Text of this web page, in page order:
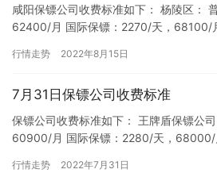
咸阳保镖公司收费标准如下： 杨陵区：
62400/月 国际保镖：2270/天，68100/
行情走势 2022年8月15日
7月31日保镖公司收费标准
保镖公司收费标准如下： 王牌盾保镖公
60900/月 国际保镖：2280/天，68000/
行情走势 2022年7月31日